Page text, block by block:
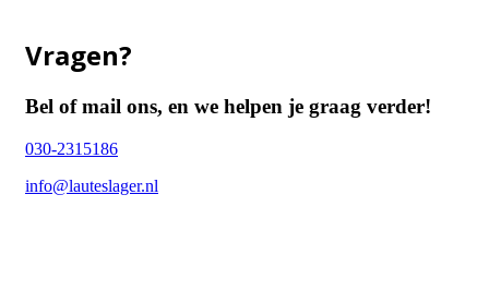
Vragen?
Bel of mail ons, en we helpen je graag verder!
030-2315186
info@lauteslager.nl